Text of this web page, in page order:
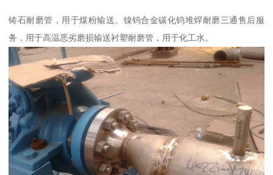
铸石耐磨管，用于煤粉输送。镍钨合金碳化钨堆焊耐磨三通售后服
务，用于高温恶劣磨损输送衬塑耐磨管，用于化工水。